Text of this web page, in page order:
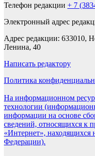
Телефон редакции + 7
Электронный адрес
Адрес редакции: 633010,
Ленина, 40
Написать редактору
Политика
На информационном
технологии
информации на основе
сведений, относящихся к
«Интернет», находящихся
Федерации).